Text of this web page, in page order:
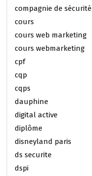
compagnie de sécurité
cours
cours web marketing
cours webmarketing
cpf
cqp
cqps
dauphine
digital active
diplôme
disneyland paris
ds securite
dspi